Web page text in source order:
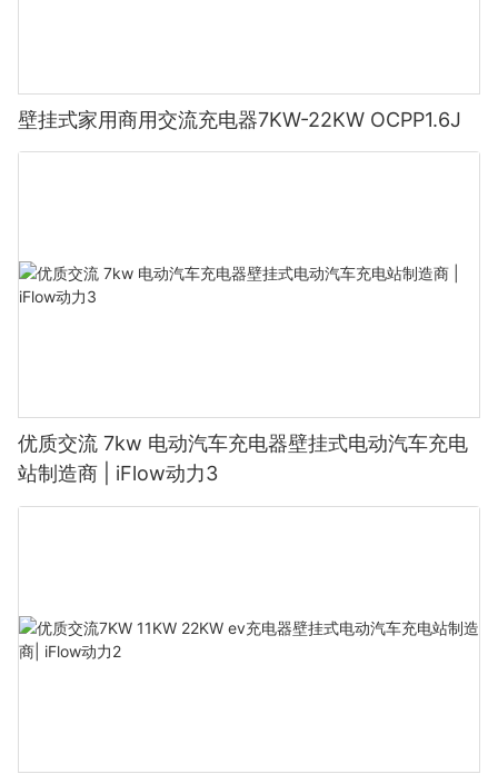
壁挂式家用商用交流充电器7KW-22KW OCPP1.6J
优质交流 7kw 电动汽车充电器壁挂式电动汽车充电
站制造商 | iFlow动力3